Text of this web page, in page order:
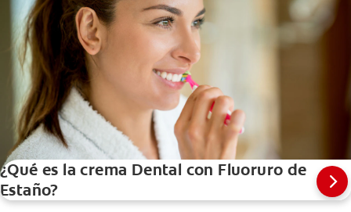
¿Qué es la crema Dental con Fluoruro de
Estaño?